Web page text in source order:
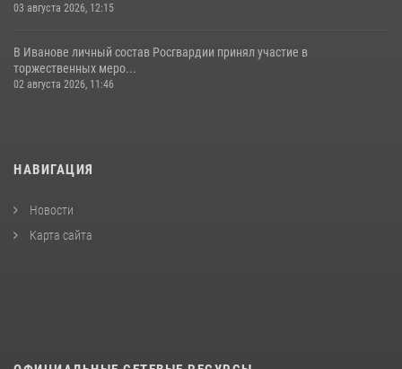
03 августа 2026, 12:15
В Иванове личный состав Росгвардии принял участие в
торжественных меро...
02 августа 2026, 11:46
НАВИГАЦИЯ
Новости
Карта сайта